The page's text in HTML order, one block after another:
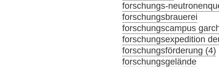
forschungs-
forschungsbrauerei
forschungscampus
forschungsexpedition
forschungsförderung (4)
forschungsgelände